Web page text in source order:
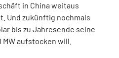
in China weitaus
Und zukünftig nochmals
bis zu Jahresende seine
aufstocken will.